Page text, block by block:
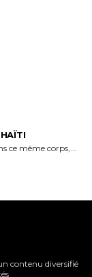
ce même corps,...
contenu diversifié